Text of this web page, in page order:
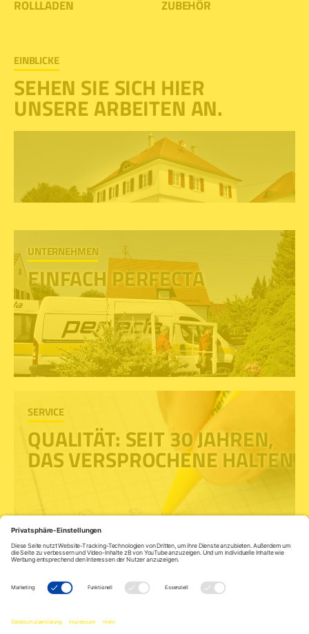
ROLLLADEN ZUBEHÖR
EINBLICKE
SEHEN SIE SICH HIER
UNSERE ARBEITEN AN.
UNTERNEHMEN
EINFACH PERFECTA
SERVICE
QUALITÄT: SEIT 30 JAHREN,
DAS VERSPROCHENE HALTEN
IMPRESSUM
DATENSCHUTZ